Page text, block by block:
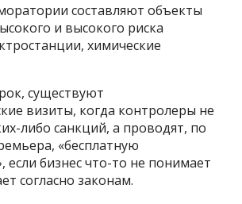
составляют объекты
и высокого риска
химические
существуют
визиты, когда контролеры не
либо санкций, а проводят, по
«бесплатную
если бизнес что-то не понимает
согласно законам.